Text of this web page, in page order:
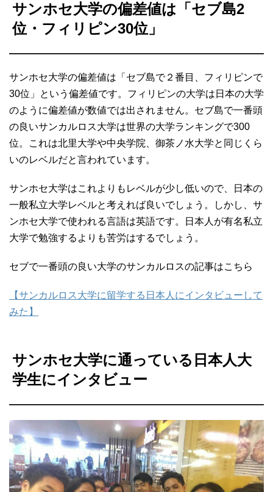
サンホセ大学の偏差値は「セブ島2
位・フィリピン30位」
サンホセ大学の偏差値は「セブ島で２番目、フィリピンで
30位」という偏差値です。フィリピンの大学は日本の大学
のように偏差値が数値では出されません。セブ島で一番頭
の良いサンカルロス大学は世界の大学ランキングで300
位。これは北里大学や中央学院、御茶ノ水大学と同じくら
いのレベルだと言われています。
サンホセ大学はこれよりもレベルが少し低いので、日本の
一般私立大学レベルと考えれば良いでしょう。しかし、サ
ンホセ大学で使われる言語は英語です。日本人が有名私立
大学で勉強するよりも苦労はするでしょう。
セブで一番頭の良い大学のサンカルロスの記事はこちら
【サンカルロス大学に留学する日本人にインタビューして
みた】
サンホセ大学に通っている日本人大
学生にインタビュー